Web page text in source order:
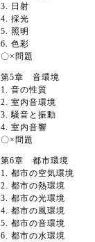
3. 日射
4. 採光
5. 照明
6. 色彩
〇×問題
第5章 音環境
1. 音の性質
2. 室内音環境
3. 騒音と振動
4. 室内音響
〇×問題
第6章 都市環境
1. 都市の空気環境
2. 都市の熱環境
3. 都市の光環境
4. 都市の風環境
5. 都市の音環境
6. 都市の水環境